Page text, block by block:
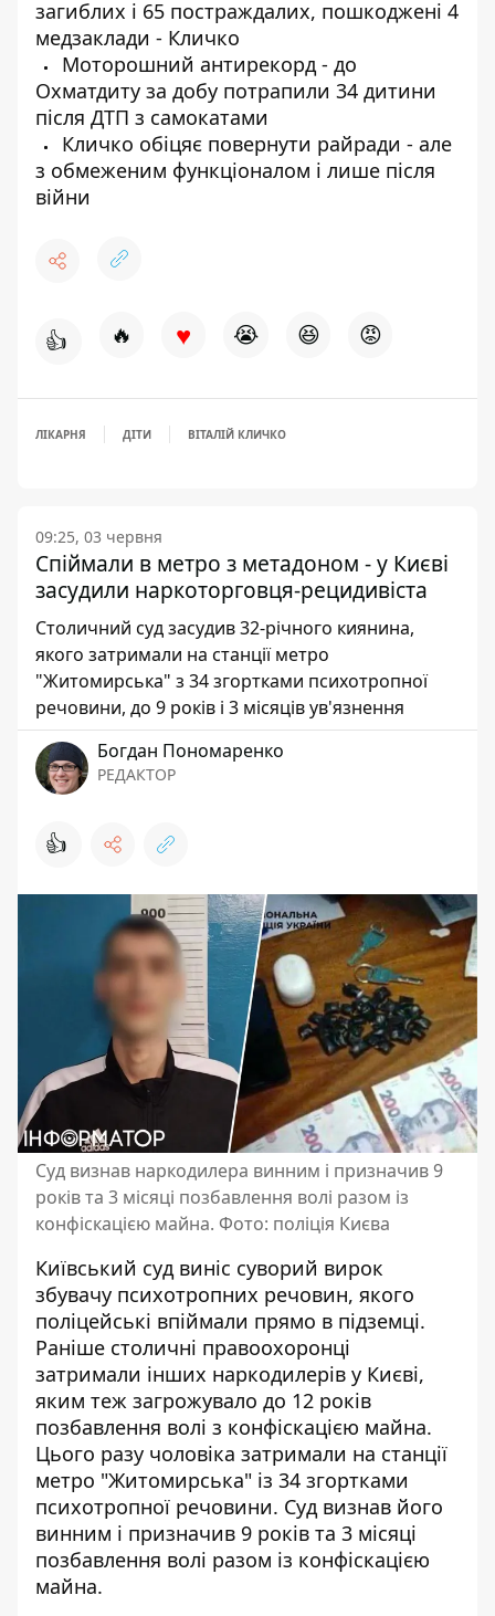
загиблих і 65 постраждалих, пошкоджені 4
медзаклади - Кличко
Моторошний антирекорд - до
Охматдиту за добу потрапили 34 дитини
після ДТП з самокатами
Кличко обіцяє повернути райради - але
з обмеженим функціоналом і лише після
війни
👍 🔥 ♥ 😭 😆 😡
ЛІКАРНЯ ДІТИ ВІТАЛІЙ КЛИЧКО
09:25, 03 червня
Спіймали в метро з метадоном - у Києві
засудили наркоторговця-рецидивіста
Столичний суд засудив 32-річного киянина,
якого затримали на станції метро
"Житомирська" з 34 згортками психотропної
речовини, до 9 років і 3 місяців ув'язнення
Богдан Пономаренко
РЕДАКТОР
👍
Суд визнав наркодилера винним і призначив 9
років та 3 місяці позбавлення волі разом із
конфіскацією майна. Фото: поліція Києва
Київський суд виніс суворий вирок
збувачу психотропних речовин, якого
поліцейські впіймали прямо в підземці.
Раніше столичні правоохоронці
затримали інших наркодилерів у Києві,
яким теж загрожувало до 12 років
позбавлення волі з конфіскацією майна.
Цього разу чоловіка затримали на станції
метро "Житомирська" із 34 згортками
психотропної речовини. Суд визнав його
винним і призначив 9 років та 3 місяці
позбавлення волі разом із конфіскацією
майна.